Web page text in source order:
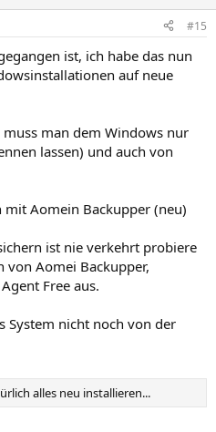
#15
ist, ich habe das nun
auf neue
muss man dem Windows nur
lassen) und auch von
Aomein Backupper (neu)
ist nie verkehrt probiere
von Aomei Backupper,
Free aus.
System nicht noch von der
alles neu installieren...